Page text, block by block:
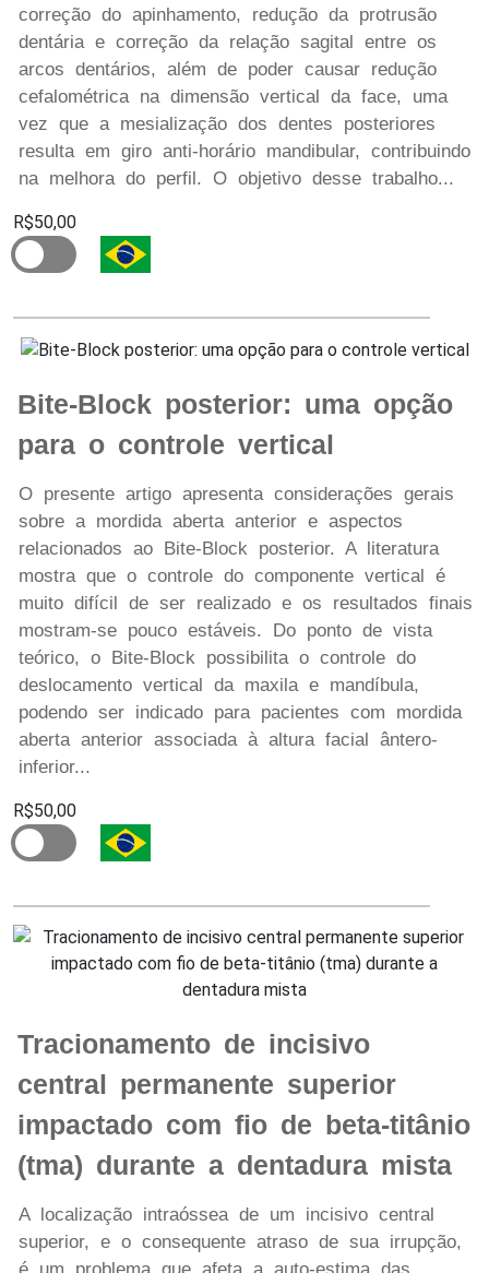
correção do apinhamento, redução da protrusão
dentária e correção da relação sagital entre os
arcos dentários, além de poder causar redução
cefalométrica na dimensão vertical da face, uma
vez que a mesialização dos dentes posteriores
resulta em giro anti-horário mandibular, contribuindo
na melhora do perfil. O objetivo desse trabalho...
R$50,00
Bite-Block posterior: uma opção
para o controle vertical
O presente artigo apresenta considerações gerais
sobre a mordida aberta anterior e aspectos
relacionados ao Bite-Block posterior. A literatura
mostra que o controle do componente vertical é
muito difícil de ser realizado e os resultados finais
mostram-se pouco estáveis. Do ponto de vista
teórico, o Bite-Block possibilita o controle do
deslocamento vertical da maxila e mandíbula,
podendo ser indicado para pacientes com mordida
aberta anterior associada à altura facial ântero-
inferior...
R$50,00
Tracionamento de incisivo
central permanente superior
impactado com fio de beta-titânio
(tma) durante a dentadura mista
A localização intraóssea de um incisivo central
superior, e o consequente atraso de sua irrupção,